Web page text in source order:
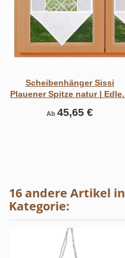
Scheibenhänger Sissi
Plauener Spitze natur |
Ab 45,65 €
16 andere Artikel
Kategorie: